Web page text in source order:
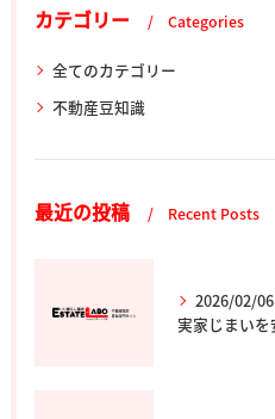
カテゴリー Categories
全てのカテゴリー
不動産豆知識
最近の投稿 Recent Posts
2026/02/06